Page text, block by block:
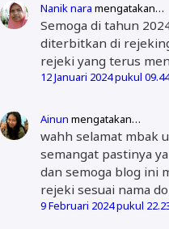
Nanik nara mengatakan…
Semoga di tahun
diterbitkan di
rejeki yang terus
12 Januari 2024 pukul
Ainun mengatakan…
wahh selamat mbak
semangat pastinya ya
dan semoga blog ini
rejeki sesuai nama
9 Februari 2024 pukul